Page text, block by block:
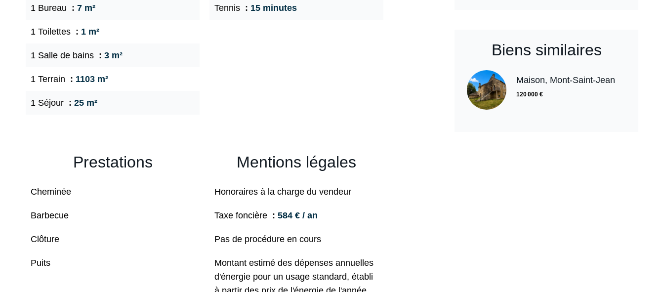
1 Bureau 7 m²
1 Toilettes 1 m²
1 Salle de bains 3 m²
1 Terrain 1103 m²
1 Séjour 25 m²
Tennis 15 minutes
Prestations
Cheminée
Barbecue
Clôture
Puits
Mentions légales
Honoraires à la charge du vendeur
Taxe foncière 584 € / an
Pas de procédure en cours
Montant estimé des dépenses annuelles
d'énergie pour un usage standard, établi
Biens similaires
Maison, Mont-Saint-Jean
120 000 €